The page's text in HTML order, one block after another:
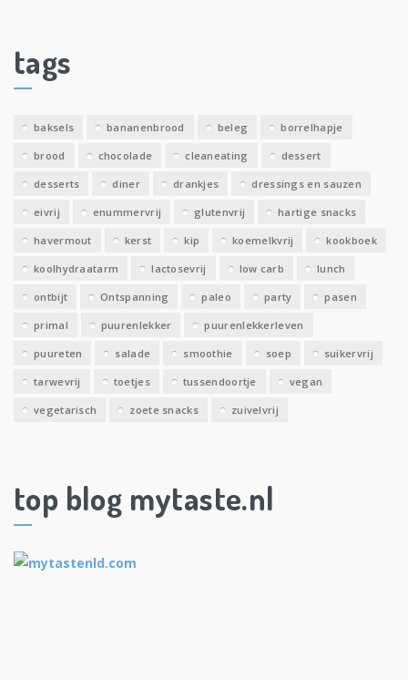
e
v
tags
baksels bananenbrood beleg borrelhapje
brood chocolade cleaneating dessert
desserts diner drankjes dressings en sauzen
eivrij enummervrij glutenvrij hartige snacks
havermout kerst kip koemelkvrij kookboek
koolhydraatarm lactosevrij low carb lunch
ontbijt Ontspanning paleo party pasen
primal puurenlekker puurenlekkerleven
puureten salade smoothie soep suikervrij
tarwevrij toetjes tussendoortje vegan
vegetarisch zoete snacks zuivelvrij
top blog mytaste.nl